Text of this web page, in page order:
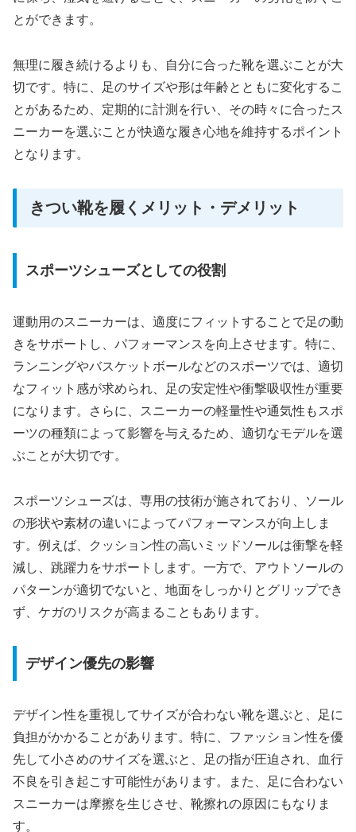
とができます。
無理に履き続けるよりも、自分に合った靴を選ぶことが大
切です。特に、足のサイズや形は年齢とともに変化するこ
とがあるため、定期的に計測を行い、その時々に合ったス
ニーカーを選ぶことが快適な履き心地を維持するポイント
となります。
きつい靴を履くメリット・デメリット
スポーツシューズとしての役割
運動用のスニーカーは、適度にフィットすることで足の動
きをサポートし、パフォーマンスを向上させます。特に、
ランニングやバスケットボールなどのスポーツでは、適切
なフィット感が求められ、足の安定性や衝撃吸収性が重要
になります。さらに、スニーカーの軽量性や通気性もスポ
ーツの種類によって影響を与えるため、適切なモデルを選
ぶことが大切です。
スポーツシューズは、専用の技術が施されており、ソール
の形状や素材の違いによってパフォーマンスが向上しま
す。例えば、クッション性の高いミッドソールは衝撃を軽
減し、跳躍力をサポートします。一方で、アウトソールの
パターンが適切でないと、地面をしっかりとグリップでき
ず、ケガのリスクが高まることもあります。
デザイン優先の影響
デザイン性を重視してサイズが合わない靴を選ぶと、足に
負担がかかることがあります。特に、ファッション性を優
先して小さめのサイズを選ぶと、足の指が圧迫され、血行
不良を引き起こす可能性があります。また、足に合わない
スニーカーは摩擦を生じさせ、靴擦れの原因にもなりま
す。